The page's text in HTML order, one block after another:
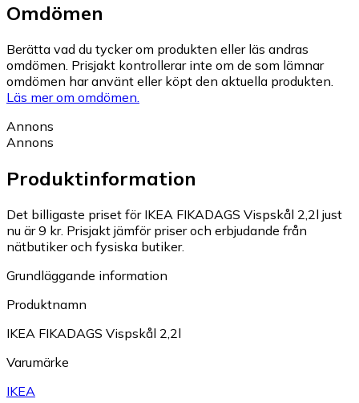
Omdömen
Berätta vad du tycker om produkten eller läs andras
omdömen. Prisjakt kontrollerar inte om de som lämnar
omdömen har använt eller köpt den aktuella produkten.
Läs mer om omdömen.
Annons
Annons
Produktinformation
Det billigaste priset för IKEA FIKADAGS Vispskål 2,2l just
nu är 9 kr. Prisjakt jämför priser och erbjudande från
nätbutiker och fysiska butiker.
Grundläggande information
Produktnamn
IKEA FIKADAGS Vispskål 2,2l
Varumärke
IKEA